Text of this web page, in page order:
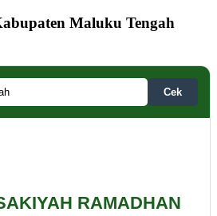
Maluku Tengah
Cek
RAMADHAN